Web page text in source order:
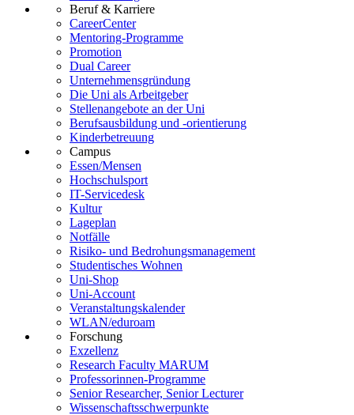
Beruf & Karriere
CareerCenter
Mentoring-Programme
Promotion
Dual Career
Unternehmensgründung
Die Uni als Arbeitgeber
Stellenangebote an der Uni
Berufsausbildung und -orientierung
Kinderbetreuung
Campus
Essen/Mensen
Hochschulsport
IT-Servicedesk
Kultur
Lageplan
Notfälle
Risiko- und Bedrohungsmanagement
Studentisches Wohnen
Uni-Shop
Uni-Account
Veranstaltungskalender
WLAN/eduroam
Forschung
Exzellenz
Research Faculty MARUM
Professorinnen-Programme
Senior Researcher, Senior Lecturer
Wissenschaftsschwerpunkte